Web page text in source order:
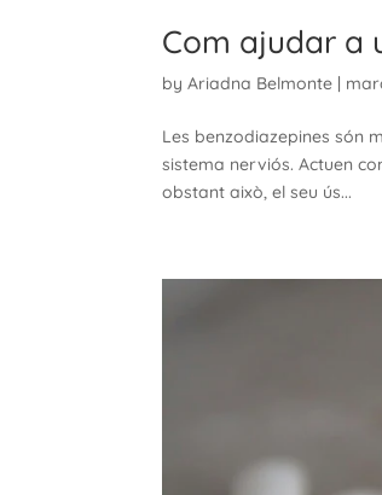
Com ajudar a
byAriadna Belmonte |
Les benzodiazepines són
sistema nerviós. Actuen
obstant això, el seu ús...